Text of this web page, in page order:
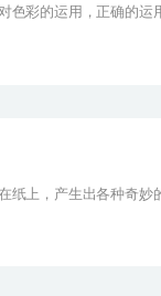
色彩的运用，正确的
纸上，产生出各种奇